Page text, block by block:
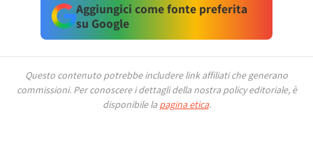
Aggiungici come fonte preferita
su Google
Questo contenuto potrebbe includere link affiliati che generano
commissioni. Per conoscere i dettagli della nostra policy editoriale, è
disponibile la pagina etica.